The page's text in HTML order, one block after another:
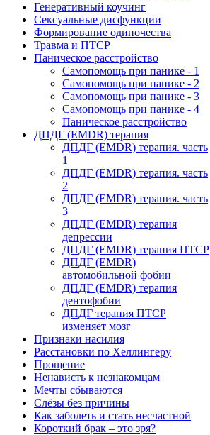
Генеративный коучинг
Сексуальные дисфункции
Формирование одиночества
Травма и ПТСР
Паническое расстройство
Самопомощь при панике - 1
Самопомощь при панике - 2
Самопомощь при панике - 3
Самопомощь при панике - 4
Паническое расстройство
ДПДГ (EMDR) терапия
ДПДГ (EMDR) терапия. часть
1
ДПДГ (EMDR) терапия. часть
2
ДПДГ (EMDR) терапия. часть
3
ДПДГ (EMDR) терапия
депрессии
ДПДГ (EMDR) терапия ПТСР
ДПДГ (EMDR)
автомобильной фобии
ДПДГ (EMDR) терапия
дентофобии
ДПДГ терапия ПТСР
изменяет мозг
Признаки насилия
Расстановки по Хеллингеру
Прощение
Ненависть к незнакомцам
Мечты сбываются
Слёзы без причины
Как заболеть и стать несчастной
Короткий брак – это зря?